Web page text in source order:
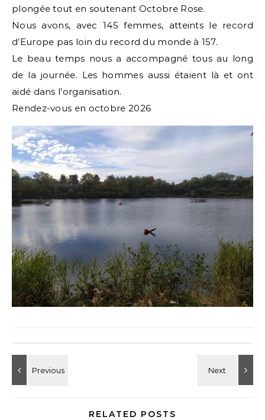
plongée tout en soutenant Octobre Rose.
Nous avons, avec 145 femmes, atteints le record
d’Europe pas loin du record du monde à 157.
Le beau temps nous a accompagné tous au long
de la journée. Les hommes aussi étaient là et ont
aidé dans l’organisation.
Rendez-vous en octobre 2026
RELATED POSTS